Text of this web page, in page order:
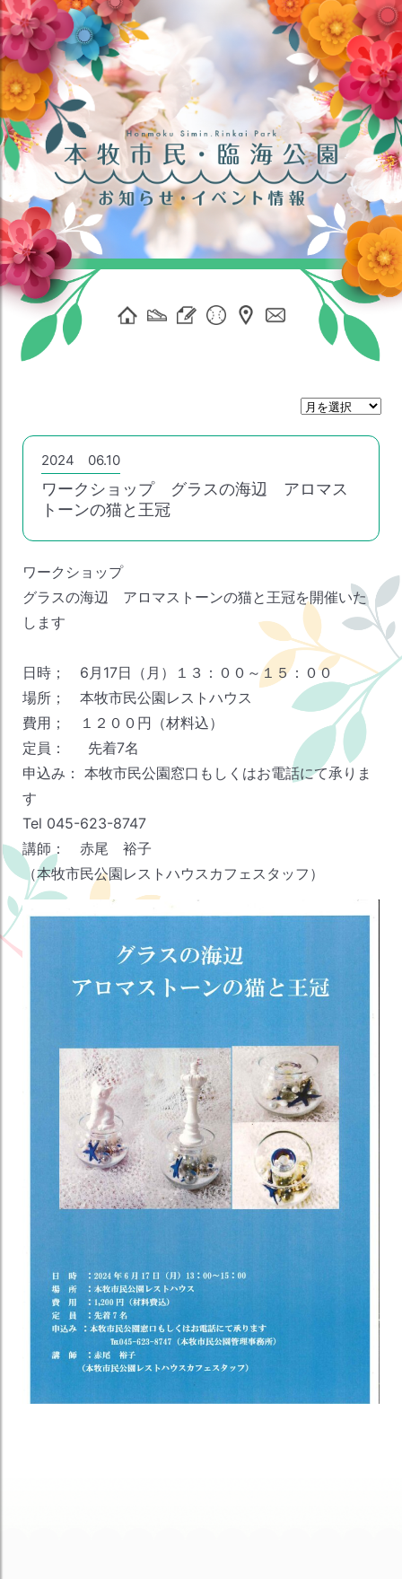
月
ア
イ
2024 06.10
ワークショップ グラスの海辺 アロマス
トーンの猫と王冠
ワークショップ
グラスの海辺 アロマストーンの猫と王冠を開催いた
します
日時； 6月17日（月）１３：００～１５：００
場所； 本牧市民公園レストハウス
費用； １２００円（材料込）
定員： 先着7名
申込み： 本牧市民公園窓口もしくはお電話にて承りま
す
Tel 045-623-8747
講師： 赤尾 裕子
（本牧市民公園レストハウスカフェスタッフ）